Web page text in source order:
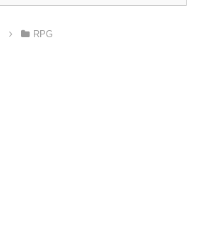
RPG